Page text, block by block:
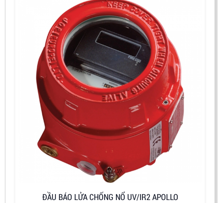
ĐẦU BÁO LỬA CHỐNG NỔ UV/IR2 APOLLO